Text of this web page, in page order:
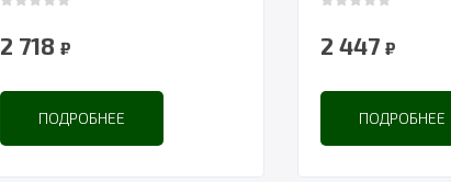
2 718 ₽
ПОДРОБНЕЕ
2 447 ₽
ПОДРОБНЕЕ